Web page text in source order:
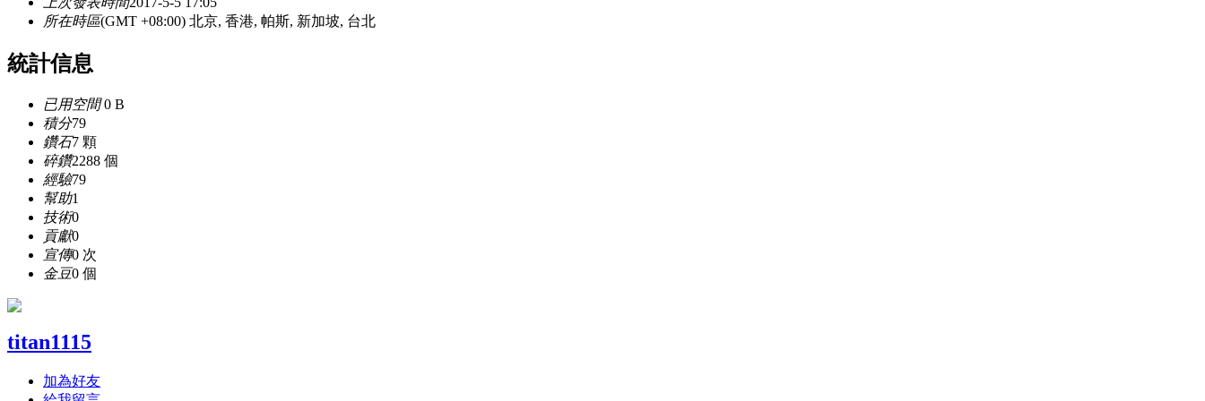
所在時區(GMT +08:00) 北京, 香港, 帕斯, 新加坡, 台北
統計信息
已用空間0 B
積分79
鑽石7 顆
碎鑽2288 個
經驗79
幫助1
技術0
貢獻0
宣傳0 次
金豆0 個
titan1115
加為好友